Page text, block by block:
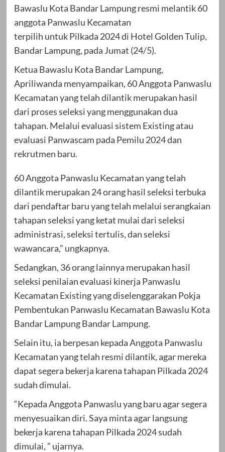
Bawaslu Kota Bandar Lampung resmi melantik 60
anggota Panwaslu Kecamatan
terpilih untuk Pilkada 2024 di Hotel Golden Tulip,
Bandar Lampung, pada Jumat (24/5).
Ketua Bawaslu Kota Bandar Lampung,
Apriliwanda menyampaikan, 60 Anggota Panwaslu
Kecamatan yang telah dilantik merupakan hasil
dari proses seleksi yang menggunakan dua
tahapan. Melalui evaluasi sistem Existing atau
evaluasi Panwascam pada Pemilu 2024 dan
rekrutmen baru.
60 Anggota Panwaslu Kecamatan yang telah
dilantik merupakan 24 orang hasil seleksi terbuka
dari pendaftar baru yang telah melalui serangkaian
tahapan seleksi yang ketat mulai dari seleksi
administrasi, seleksi tertulis, dan seleksi
wawancara,” ungkapnya.
Sedangkan, 36 orang lainnya merupakan hasil
seleksi penilaian evaluasi kinerja Panwaslu
Kecamatan Existing yang diselenggarakan Pokja
Pembentukan Panwaslu Kecamatan Bawaslu Kota
Bandar Lampung Bandar Lampung.
Selain itu, ia berpesan kepada Anggota Panwaslu
Kecamatan yang telah resmi dilantik, agar mereka
dapat segera bekerja karena tahapan Pilkada 2024
sudah dimulai.
“Kepada Anggota Panwaslu yang baru agar segera
menyesuaikan diri. Saya minta agar langsung
bekerja karena tahapan Pilkada 2024 sudah
dimulai, ” ujarnya.